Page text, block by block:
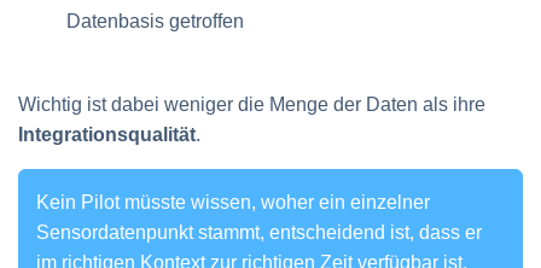
Datenbasis getroffen
Wichtig ist dabei weniger die Menge der Daten als ihre
Integrationsqualität.
Kein Pilot müsste wissen, woher ein einzelner
Sensordatenpunkt stammt, entscheidend ist, dass er
im richtigen Kontext zur richtigen Zeit verfügbar ist.